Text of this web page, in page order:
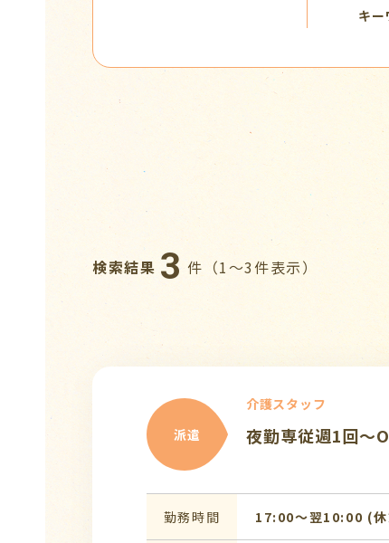
キー
検索結果 3 件（1〜3件表示）
派遣
介護スタッフ
夜勤専従週1回～
勤務時間 17:00〜翌10:00 (